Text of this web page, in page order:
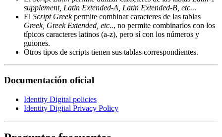
supplement, Latin Extended-A, Latin Extended-B, etc...
El Script Greekpermite combinar caracteres de las tablas
Greek, Greek Extended, etc.., no permite combinarlos con los
típicos caracteres latinos (a-z), pero sí con los números y
guiones.
Otros tipos de scripts tienen sus tablas correspondientes.
Documentación oficial
Identity Digital policies
Identity Digital Privacy Policy